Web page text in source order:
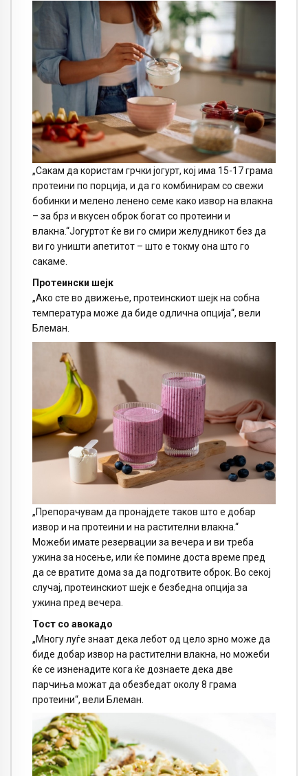
„Сакам да користам грчки јогурт, кој има 15-17 грама
протеини по порција, и да го комбинирам со свежи
бобинки и мелено ленено семе како извор на влакна
– за брз и вкусен оброк богат со протеини и
влакна.“Јогуртот ќе ви го смири желудникот без да
ви го уништи апетитот – што е токму она што го
сакаме.
Протеински шејк
„Ако сте во движење, протеинскиот шејк на собна
температура може да биде одлична опција“, вели
Блеман.
„Препорачувам да пронајдете таков што е добар
извор и на протеини и на растителни влакна.“
Можеби имате резервации за вечера и ви треба
ужина за носење, или ќе помине доста време пред
да се вратите дома за да подготвите оброк. Во секој
случај, протеинскиот шејк е безбедна опција за
ужина пред вечера.
Тост со авокадо
„Многу луѓе знаат дека лебот од цело зрно може да
биде добар извор на растителни влакна, но можеби
ќе се изненадите кога ќе дознаете дека две
парчиња можат да обезбедат околу 8 грама
протеини“, вели Блеман.